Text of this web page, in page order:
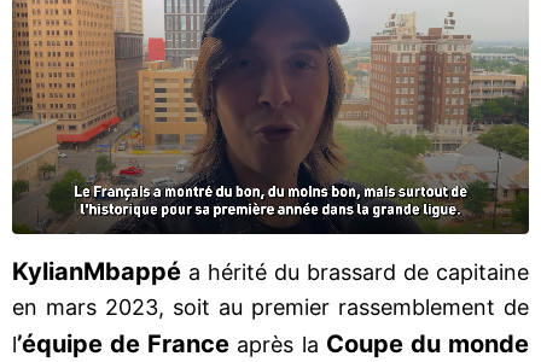
KylianMbappé a hérité du brassard de capitaine
en mars 2023, soit au premier rassemblement de
l’équipe de France après la Coupe du monde